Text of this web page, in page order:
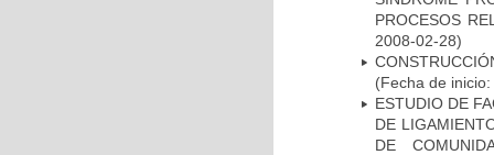
PROCESOS
2008-02-28)
(Fecha de
ESTUDIO DE
DE
DE